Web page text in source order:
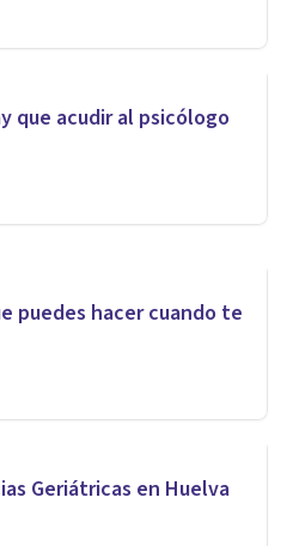
que acudir al psicólogo
Residencias
de la
puedes hacer cuando te
Geriátricas en Huelva